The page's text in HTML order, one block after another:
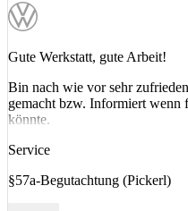
Gute Werkstatt, gute Arbeit!
Bin nach wie vor sehr
gemacht bzw. Informiert wenn
könnte.
Service
§57a-Begutachtung (Pickerl)